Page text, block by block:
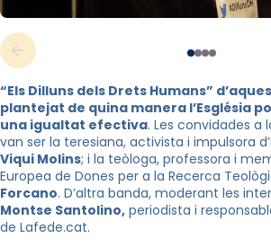
“Els Dilluns dels Drets Humans”
plantejat de quina manera l’Església
una igualtat efectiva. Les convidades a
van ser la teresiana, activista i impulsora
Viqui Molins; i la teòloga, professora i
Europea de Dones per a la Recerca
Forcano. D’altra banda, moderant les
Montse Santolino, periodista i
de Lafede.cat.